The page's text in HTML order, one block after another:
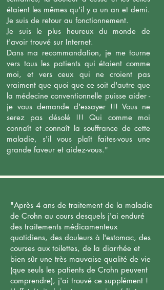
étaient les mêmes qu'il y a un an et demi.
Je suis de retour au fonctionnement.
Je suis le plus heureux du monde de
t'avoir trouvé sur Internet.
Dans ma recommandation, je me tourne
vers tous les patients qui étaient comme
moi, et vers ceux qui ne croient pas
vraiment que quoi que ce soit d'autre que
la médecine conventionnelle puisse aider -
je vous demande d'essayer !!! Vous ne
serez pas désolé !!! Qui comme moi
connaît et connaît la souffrance de cette
maladie, s'il vous plaît faites-vous une
grande faveur et aidez-vous."
"Après 4 ans de traitement de la maladie
de Crohn au cours desquels j'ai enduré
des traitements médicamenteux
quotidiens, des douleurs à l'estomac, des
courses aux toilettes, de la diarrhée et
bien sûr une très mauvaise qualité de vie
(que seuls les patients de Crohn peuvent
comprendre), j'ai trouvé ce supplément !